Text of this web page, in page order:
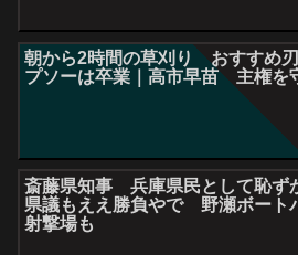
朝から2時間の草刈り おすすめ
プソーは卒業｜高市早苗 主権
斎藤県知事 兵庫県民として恥ず
県議もええ勝負やで 野瀬ボート
射撃場も